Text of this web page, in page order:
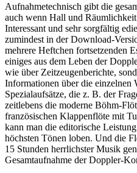
Aufnahmetechnisch gibt die
auch wenn Hall und
Interessant und sehr sorgfältig
zumindest in der Download-
mehrere Heftchen fortsetzenden
einiges aus dem Leben der
wie über Zeitzeugenberichte,
Informationen über die einzelnen
Spezialaufsätze, die z. B. der
zeitlebens die moderne Böhm-
französischen Klappenflöte mit
kann man die editorische
höchsten Tönen loben. Und die
15 Stunden herrlichster Musik
Gesamtaufnahme der Doppler-